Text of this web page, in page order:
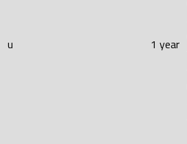
u 1 year